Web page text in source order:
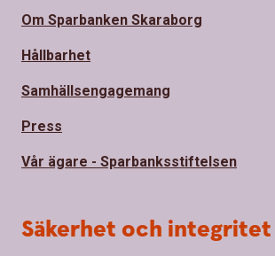
Om Sparbanken Skaraborg
Hållbarhet
Samhällsengagemang
Press
Vår ägare - Sparbanksstiftelsen
Säkerhet och integritet